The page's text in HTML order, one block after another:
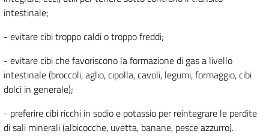
intestinale;
- evitare cibi troppo caldi o troppo freddi;
- evitare cibi che favoriscono la formazione di gas a livello
intestinale (broccoli, aglio, cipolla, cavoli, legumi, formaggio, cibi
dolci in generale);
- preferire cibi ricchi in sodio e potassio per reintegrare le perdite
di sali minerali (albicocche, uvetta, banane, pesce azzurro).